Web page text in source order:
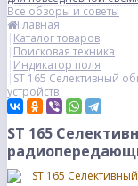
Все обзоры и советы
Главная
Каталог товаров
Поисковая техника
Индикатор поля
ST 165 Селективный
устройств
ST 165